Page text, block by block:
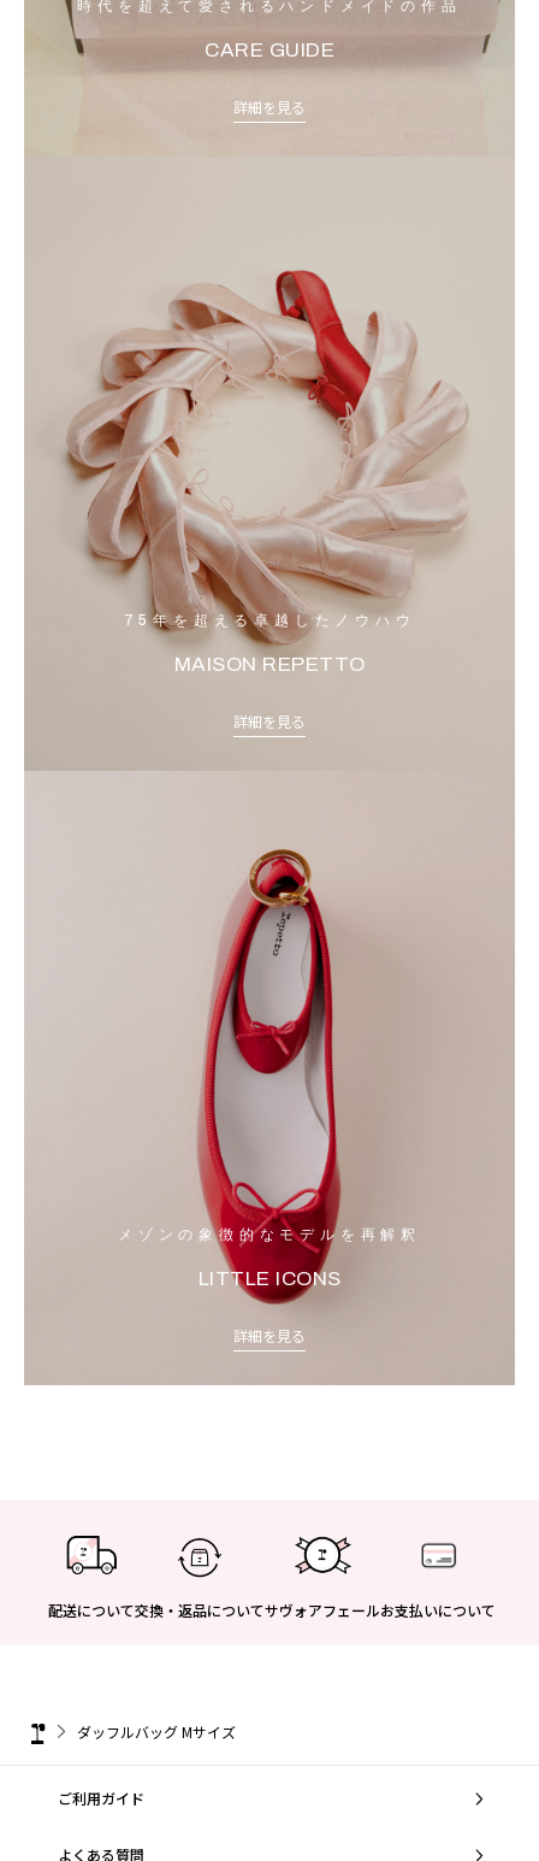
時代を超えて愛されるハンドメイドの作品
CARE GUIDE
詳細を見る
75年を超える卓越したノウハウ
MAISON REPETTO
詳細を見る
メゾンの象徴的なモデルを再解釈
LITTLE ICONS
詳細を見る
配送について交換・返品についてサヴォアフェールお支払いについて
ダッフルバッグ Mサイズ
ご利用ガイド
よくある質問